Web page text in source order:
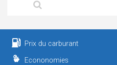
Prix du carburant
Econonomies